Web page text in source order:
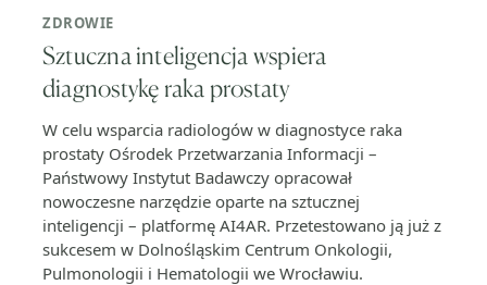
ZDROWIE
Sztuczna inteligencja wspiera
diagnostykę raka prostaty
W celu wsparcia radiologów w diagnostyce raka
prostaty Ośrodek Przetwarzania Informacji –
Państwowy Instytut Badawczy opracował
nowoczesne narzędzie oparte na sztucznej
inteligencji – platformę AI4AR. Przetestowano ją już z
sukcesem w Dolnośląskim Centrum Onkologii,
Pulmonologii i Hematologii we Wrocławiu.